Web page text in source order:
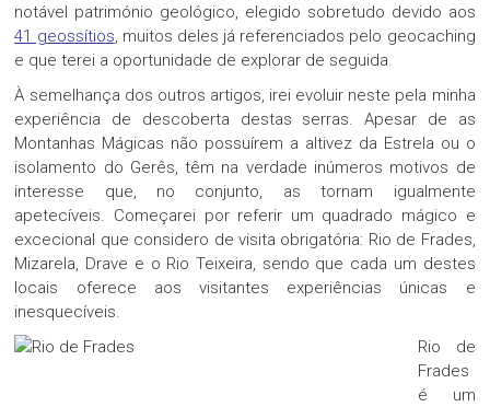
notável património geológico, elegido sobretudo devido aos
41 geossítios, muitos deles já referenciados pelo geocaching
e que terei a oportunidade de explorar de seguida.
À semelhança dos outros artigos, irei evoluir neste pela minha
experiência de descoberta destas serras. Apesar de as
Montanhas Mágicas não possuírem a altivez da Estrela ou o
isolamento do Gerês, têm na verdade inúmeros motivos de
interesse que, no conjunto, as tornam igualmente
apetecíveis. Começarei por referir um quadrado mágico e
excecional que considero de visita obrigatória: Rio de Frades,
Mizarela, Drave e o Rio Teixeira, sendo que cada um destes
locais oferece aos visitantes experiências únicas e
inesquecíveis.
Rio de
Frades
é um